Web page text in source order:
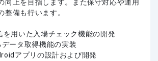
向上を目指します。また保守対応や運用
整備も行います。
を用いた入場チェック機能の開発
データ取得機能の実装
アプリの設計および開発